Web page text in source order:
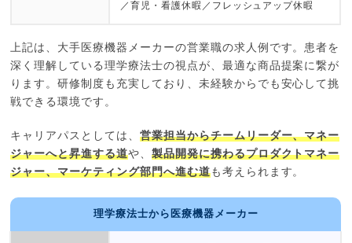
／育児・看護休暇／フレッシュアップ休暇
上記は、大手医療機器メーカーの営業職の求人例です。患者を
深く理解している理学療法士の視点が、最適な商品提案に繋が
ります。研修制度も充実しており、未経験からでも安心して挑
戦できる環境です。
キャリアパスとしては、 営業担当からチームリーダー、マネー
ジャーへと昇進する道や、 製品開発に携わるプロダクトマネー
ジャー、マーケティング部門へ進む道も考えられます。
理学療法士から医療機器メーカー